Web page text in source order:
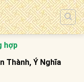
hợp
Thành, Ý Nghĩa